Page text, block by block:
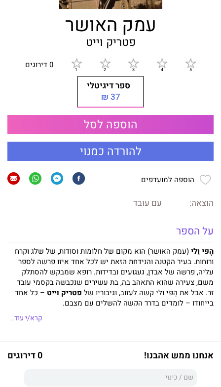
עמק האושר
פטריק וייט
0 דירוגים
ספר דיגיטלי
37 ₪
הוספה לסל
להורדה כמנוי
הוספה למועדפים
הוצאה: עם עובד
על הספר
הֶפּי וֵלי(עמק האושר) הוא מקום של חלומות וסודות, של שלג וקרח
ורוחות. בעיר הקטנה והנידחת הזאת יש לכל אחד איזו פרשה לספר
עליה, פרשה של אבדן, געגועים ובדידות. רופא שמבקש להסתלק
משם, צעירה שהוא התאהב בה, בת עשירים שנכבשה בקסמי עובד
זר. אבל את הֶפּי וֵלי קשה לעזוב, וגיבוריו של פטריק וייט – כל אחד
בייחודו – לומדים בדרך הקשה להשלים עם מצבם.
קרא/י עוד..
אנחנו ממש אהבנו! 0 דירוגים